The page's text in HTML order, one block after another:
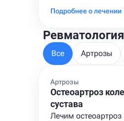
Подробнее о лечении
Ревматология
Все Артрозы
Артрозы
Остеоартроз
сустава
Лечим остеоартроз